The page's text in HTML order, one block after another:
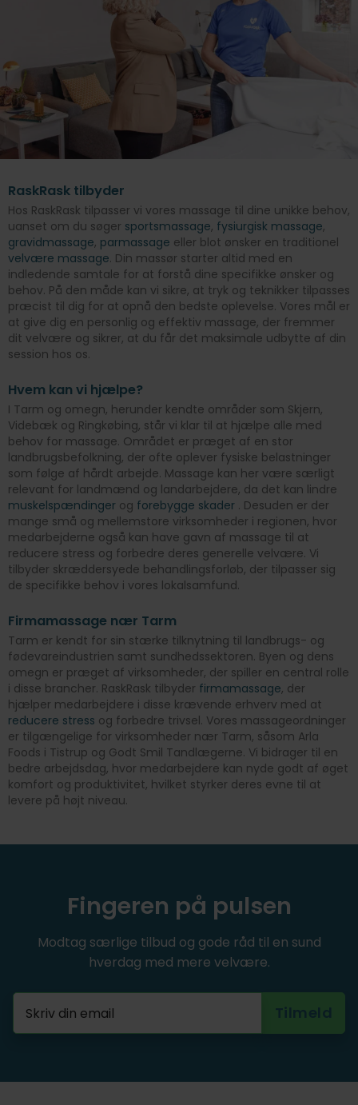
RaskRask tilbyder
Hos RaskRask tilpasser vi vores massage til dine unikke behov,
uanset om du søger sportsmassage, fysiurgisk massage,
gravidmassage, parmassage eller blot ønsker en traditionel
velvære massage. Din massør starter altid med en
indledende samtale for at forstå dine specifikke ønsker og
behov. På den måde kan vi sikre, at tryk og teknikker tilpasses
præcist til dig for at opnå den bedste oplevelse. Vores mål er
at give dig en personlig og effektiv massage, der fremmer
dit velvære og sikrer, at du får det maksimale udbytte af din
session hos os.
Hvem kan vi hjælpe?
I Tarm og omegn, herunder kendte områder som Skjern,
Videbæk og Ringkøbing, står vi klar til at hjælpe alle med
behov for massage. Området er præget af en stor
landbrugsbefolkning, der ofte oplever fysiske belastninger
som følge af hårdt arbejde. Massage kan her være særligt
relevant for landmænd og landarbejdere, da det kan lindre
muskelspændinger og forebygge skader . Desuden er der
mange små og mellemstore virksomheder i regionen, hvor
medarbejderne også kan have gavn af massage til at
reducere stress og forbedre deres generelle velvære. Vi
tilbyder skræddersyede behandlingsforløb, der tilpasser sig
de specifikke behov i vores lokalsamfund.
Firmamassage nær Tarm
Tarm er kendt for sin stærke tilknytning til landbrugs- og
fødevareindustrien samt sundhedssektoren. Byen og dens
omegn er præget af virksomheder, der spiller en central rolle
i disse brancher. RaskRask tilbyder firmamassage, der
hjælper medarbejdere i disse krævende erhverv med at
reducere stress og forbedre trivsel. Vores massageordninger
er tilgængelige for virksomheder nær Tarm, såsom Arla
Foods i Tistrup og Godt Smil Tandlægerne. Vi bidrager til en
bedre arbejdsdag, hvor medarbejdere kan nyde godt af øget
komfort og produktivitet, hvilket styrker deres evne til at
levere på højt niveau.
Fingeren på pulsen
Modtag særlige tilbud og gode råd til en sund
hverdag med mere velvære.